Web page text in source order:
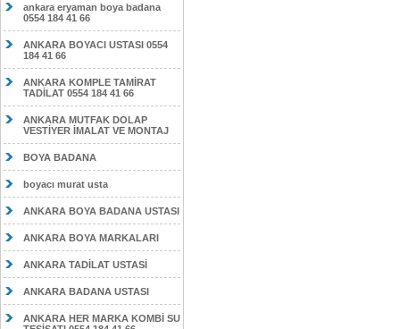
ankara eryaman boya badana
0554 184 41 66
ANKARA BOYACI USTASI 0554
184 41 66
ANKARA KOMPLE TAMİRAT
TADİLAT 0554 184 41 66
ANKARA MUTFAK DOLAP
VESTİYER İMALAT VE MONTAJ
BOYA BADANA
boyacı murat usta
ANKARA BOYA BADANA USTASI
ANKARA BOYA MARKALARI
ANKARA TADİLAT USTASİ
ANKARA BADANA USTASI
ANKARA HER MARKA KOMBİ SU